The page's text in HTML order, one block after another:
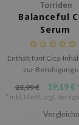
Torriden
Balanceful
Serum
Enthält fünf Cica-
zur Beruhigung
perfekt für Menschen
23,99 € 19,19 € *
* Inkl. MwSt. zzgl.